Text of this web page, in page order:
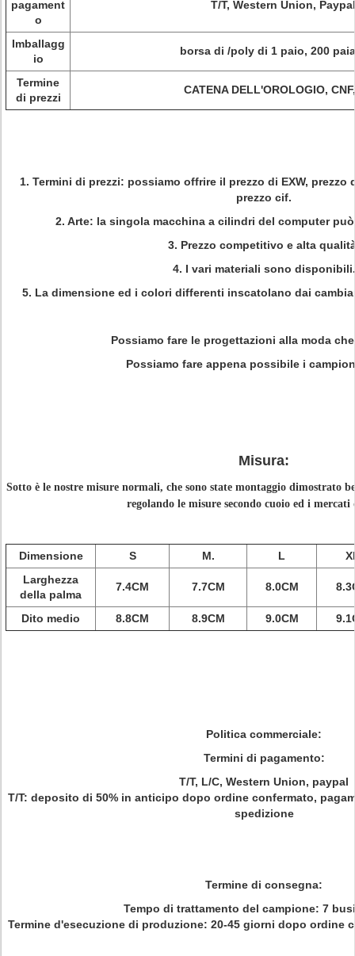
pagament
o
T/T, Western Union,
Imballagg
io
borsa di /poly di 1 paio, 200
Termine
di prezzi
CATENA DELL'OROLOGIO,
1. Termini di prezzi: possiamo offrire il prezzo di EXW, prezzo
prezzo cif.
2. Arte: la singola macchina a cilindri del computer
3. Prezzo competitivo e alta
4. I vari materiali sono disponibili.
5. La dimensione ed i colori differenti inscatolano dai
Possiamo fare le progettazioni alla moda
Possiamo fare appena possibile i
Misura:
Sotto è le nostre misure normali, che sono state montaggio dimostrato
regolando le misure secondo cuoio ed i
Dimensione S M. L
Larghezza
della palma
7.4CM 7.7CM 8.0CM
Dito medio 8.8CM 8.9CM 9.0CM
Politica commerciale:
Termini di pagamento:
T/T, L/C, Western Union, paypal
T/T: deposito di 50% in anticipo dopo ordine confermato,
spedizione
Termine di consegna:
Tempo di trattamento del campione: 7
Termine d'esecuzione di produzione: 20-45 giorni dopo ordine